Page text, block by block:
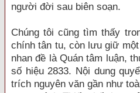
người đời sau biên soạn.
Chúng tôi cũng tìm thấy
chính tân tu, còn lưu giữ
nhan đề là Quán tâm luận,
số hiệu 2833. Nội dung
trích nguyên văn gần như